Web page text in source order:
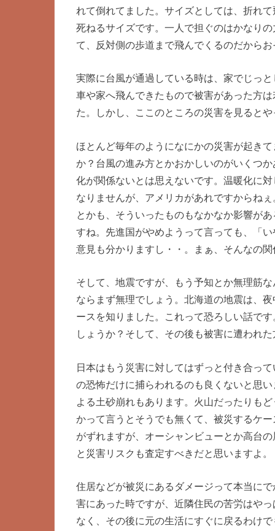
れて倒れてました。サイズとしては、折れ
死ねるサイズです。一人で担ぐのはかなり
て、反対側の歩道まで飛んでくるのだから
実際に台風が通過している時は、家でじっ
車や家へ飛んできたもので被害があった方
た。しかし、ここのところの災害を見ると
ほとんど毎年のようになにかの災害が起き
か？台風の進み方とかおかしいのがいくつ
化が関係ないとは思えないです。温暖化に
なりませんが、アメリカがあれですからね
とかも、そういったものもなかなか影響が
すね。先進国がやめようって言っても、「
意見も分かりますし・・。まぁ、そんなの
そして、地震ですが、もう予知とか無理筋
ならまず無理でしょう。北海道の地震は、
ースを知りました。これって恐ろしい話で
しょうか？そして、その後も被害に遭われ
日本はもう災害に対してはずっと付き合っ
の恐怖だけに捕らわれるのも良くないと思
よる土砂崩れもあります。火山だったりも
かって言うとそうでも無くて、被災するケ
がずれますが、オーシャンビューとか高台
と災害リスクも査定すべきだと思いますよ。
住居などが被災にあるダメージって本当に
害にあった時ですが、近隣住民の苦労はや
なく、その後に元の生活にすぐに戻るわけ